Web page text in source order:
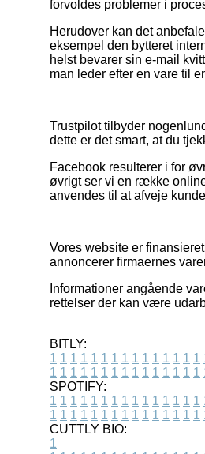
forvoldes problemer i
Herudover kan det
eksempel den bytteret
helst bevarer sin e-mail
man leder efter en vare til
Trustpilot tilbyder
dette er det smart, at du
Facebook resulterer i for
øvrigt ser vi en række
anvendes til at afveje
Vores website er
annoncerer firmaernes
Informationer angående
rettelser der kan være
BITLY:
1 1 1 1 1 1 1 1 1 1 1 1 1 1 1
1 1 1 1 1 1 1 1 1 1 1 1 1 1 1
SPOTIFY:
1 1 1 1 1 1 1 1 1 1 1 1 1 1 1
1 1 1 1 1 1 1 1 1 1 1 1 1 1 1
CUTTLY BIO:
1